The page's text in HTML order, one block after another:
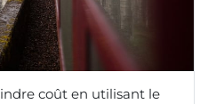
coût en utilisant le